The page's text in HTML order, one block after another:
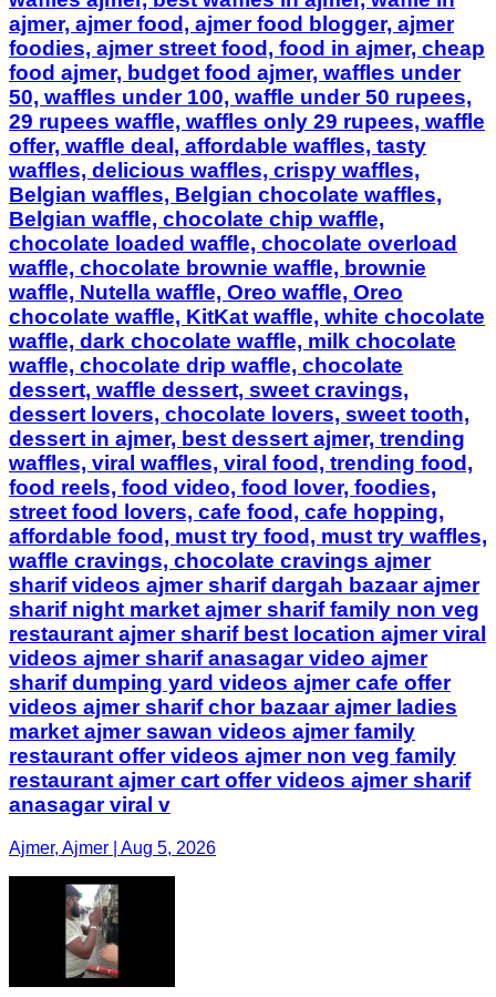
ajmer, ajmer food, ajmer food blogger, ajmer
foodies, ajmer street food, food in ajmer, cheap
food ajmer, budget food ajmer, waffles under
50, waffles under 100, waffle under 50 rupees,
29 rupees waffle, waffles only 29 rupees, waffle
offer, waffle deal, affordable waffles, tasty
waffles, delicious waffles, crispy waffles,
Belgian waffles, Belgian chocolate waffles,
Belgian waffle, chocolate chip waffle,
chocolate loaded waffle, chocolate overload
waffle, chocolate brownie waffle, brownie
waffle, Nutella waffle, Oreo waffle, Oreo
chocolate waffle, KitKat waffle, white chocolate
waffle, dark chocolate waffle, milk chocolate
waffle, chocolate drip waffle, chocolate
dessert, waffle dessert, sweet cravings,
dessert lovers, chocolate lovers, sweet tooth,
dessert in ajmer, best dessert ajmer, trending
waffles, viral waffles, viral food, trending food,
food reels, food video, food lover, foodies,
street food lovers, cafe food, cafe hopping,
affordable food, must try food, must try waffles,
waffle cravings, chocolate cravings ajmer
sharif videos ajmer sharif dargah bazaar ajmer
sharif night market ajmer sharif family non veg
restaurant ajmer sharif best location ajmer viral
videos ajmer sharif anasagar video ajmer
sharif dumping yard videos ajmer cafe offer
videos ajmer sharif chor bazaar ajmer ladies
market ajmer sawan videos ajmer family
restaurant offer videos ajmer non veg family
restaurant ajmer cart offer videos ajmer sharif
anasagar viral v
Ajmer, Ajmer | Aug 5, 2026